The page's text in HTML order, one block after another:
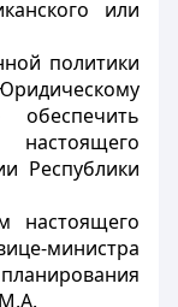
или
политики
настоящего
Республики
настоящего
министра